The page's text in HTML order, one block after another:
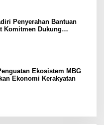
Penyerahan Bantuan
Komitmen Dukung
Ekosistem MBG
Ekonomi Kerakyatan